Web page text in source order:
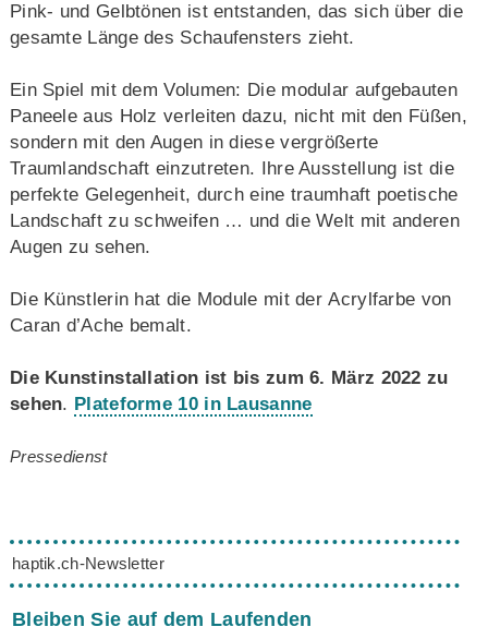
Pink- und Gelbtönen ist entstanden, das sich über die
gesamte Länge des Schaufensters zieht.
Ein Spiel mit dem Volumen: Die modular aufgebauten
Paneele aus Holz verleiten dazu, nicht mit den Füßen,
sondern mit den Augen in diese vergrößerte
Traumlandschaft einzutreten. Ihre Ausstellung ist die
perfekte Gelegenheit, durch eine traumhaft poetische
Landschaft zu schweifen … und die Welt mit anderen
Augen zu sehen.
Die Künstlerin hat die Module mit der Acrylfarbe von
Caran d’Ache bemalt.
Die Kunstinstallation ist bis zum 6. März 2022 zu
sehen. Plateforme 10 in Lausanne
Pressedienst
haptik.ch-Newsletter
Bleiben Sie auf dem Laufenden